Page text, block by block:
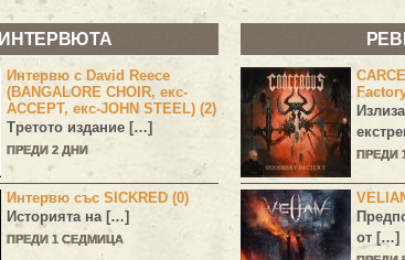
ИНТЕРВЮТА
Интервю с David Reece
(BANGALORE CHOIR, екс-
ACCEPT, екс-JOHN STEEL) (2)
Третото издание […]
ПРЕДИ 2 ДНИ
Интервю със SICKRED (0)
Историята на […]
ПРЕДИ 1 СЕДМИЦА
ПРЕДИ
от […]